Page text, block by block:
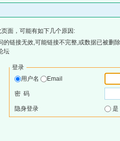
面，可能有如下几个原因:
的链接无效,可能链接不完整,或数据已被删
坛
登录
用户名
Email
密 码
隐身登录